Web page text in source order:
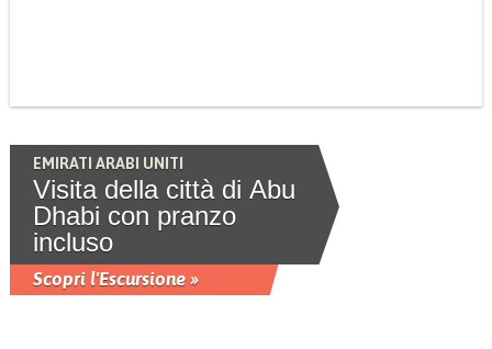
EMIRATI ARABI UNITI
Visita della città di Abu
Dhabi con pranzo
incluso
Scopri l'Escursione »